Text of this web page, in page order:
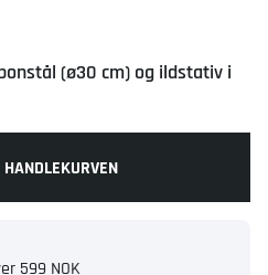
(ø30 cm) og ildstativ i
HANDLEKURVEN
599 NOK